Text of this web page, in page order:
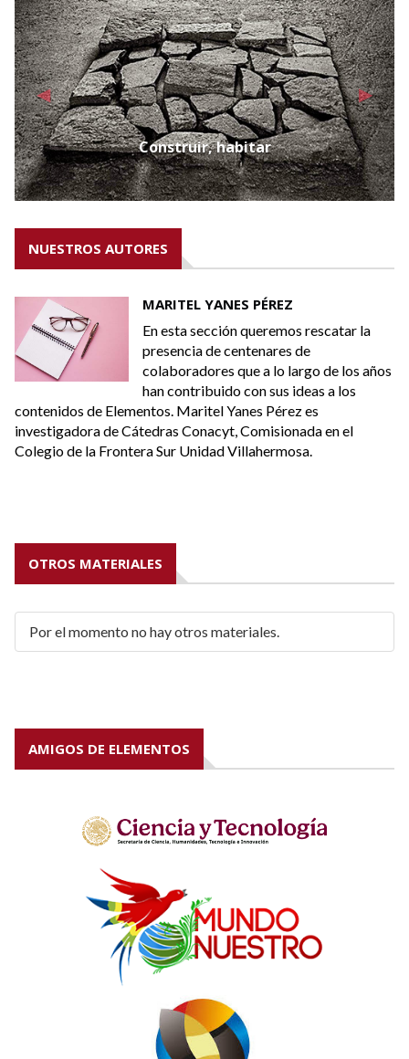
Construir, habitar
NUESTROS AUTORES
MARITEL YANES PÉREZ
En esta sección queremos rescatar la
presencia de centenares de
colaboradores que a lo largo de los años
han contribuido con sus ideas a los
contenidos de Elementos. Maritel Yanes Pérez es
investigadora de Cátedras Conacyt, Comisionada en el
Colegio de la Frontera Sur Unidad Villahermosa.
OTROS MATERIALES
Por el momento no hay otros materiales.
AMIGOS DE ELEMENTOS